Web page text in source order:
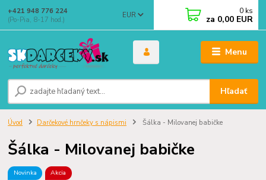
Menu
EUR
Hľadať
+421 948 776 224
(Po-Pia, 8-17 hod.)
0 ks
za 0,00 EUR
Úvod Darčekové hrnčeky s nápismi Šálka - Milovanej babičke
Šálka - Milovanej babičke
Novinka Akcia